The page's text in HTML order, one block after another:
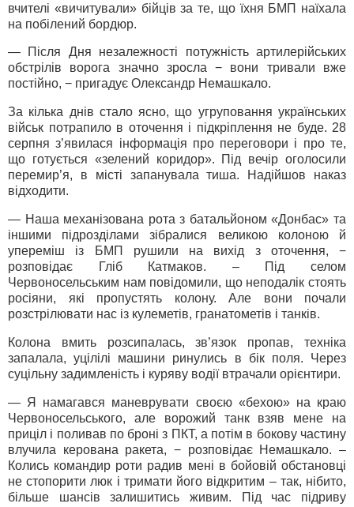
вчителі «вичитували» бійців за те, що їхня БМП наїхала
на побілений бордюр.
— Після Дня незалежності потужність артилерійських
обстрілів ворога значно зросла − вони тривали вже
постійно, − пригадує Олександр Немашкало.
За кілька днів стало ясно, що угруповання українських
військ потрапило в оточення і підкріплення не буде. 28
серпня з’явилася інформація про переговори і про те,
що готується «зелений коридор». Під вечір оголосили
перемир’я, в місті запанувала тиша. Надійшов наказ
відходити.
— Наша механізована рота з батальйоном «Донбас» та
іншими підрозділами зібралися великою колоною й
упереміш із БМП рушили на вихід з оточення, −
розповідає Гліб Катмаков. – Під селом
Червоносельським нам повідомили, що неподалік стоять
росіяни, які пропустять колону. Але вони почали
розстрілювати нас із кулеметів, гранатометів і танків.
Колона вмить розсипалась, зв’язок пропав, техніка
запалала, уцілілі машини ринулись в бік поля. Через
суцільну задимленість і куряву водії втрачали орієнтири.
— Я намагався маневрувати своєю «бехою» на краю
Червоносельського, але ворожий танк взяв мене на
приціл і поливав по броні з ПКТ, а потім в бокову частину
влучила керована ракета, − розповідає Немашкало. –
Колись командир роти радив мені в бойовій обстановці
не стопорити люк і тримати його відкритим – так, нібито,
більше шансів залишитись живим. Під час підриву